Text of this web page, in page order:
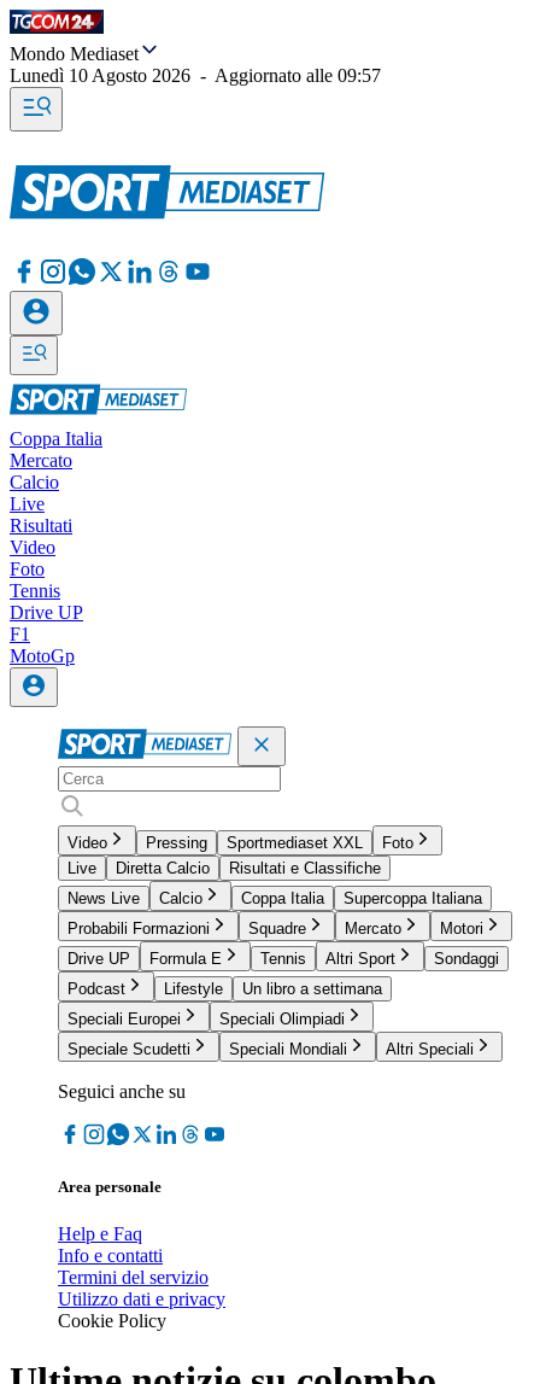
Mondo Mediaset
Lunedì 10 Agosto 2026 - Aggiornato alle 09:57
Coppa Italia
Mercato
Calcio
Live
Risultati
Video
Foto
Tennis
Drive UP
F1
MotoGp
Video Pressing Sportmediaset XXL
Foto
Live
Diretta Calcio
Risultati e Classifiche
News Live
Calcio Coppa Italia
Supercoppa Italiana
Probabili Formazioni
Squadre Mercato
Motori
Drive UP
Formula E Tennis Altri Sport
Sondaggi
Podcast
Lifestyle
Un libro a settimana
Speciali Europei
Speciali Olimpiadi
Speciale Scudetti
Speciali Mondiali Altri Speciali
Seguici anche su
Area personale
Help e Faq
Info e contatti
Termini del servizio
Utilizzo dati e privacy
Cookie Policy